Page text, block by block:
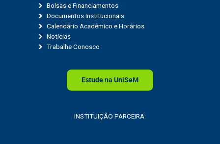
Bolsas e Financiamentos
Documentos Institucionais
Calendário Acadêmico e Horários
Notícias
Trabalhe Conosco
Estude na UniSeM
INSTITUIÇÃO PARCEIRA: